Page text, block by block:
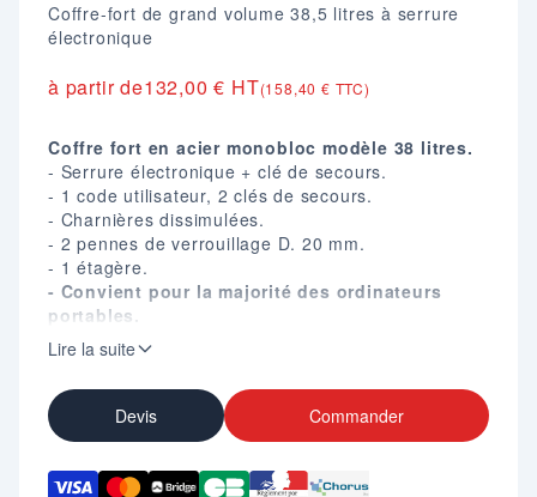
Coffre-fort de grand volume 38,5 litres à serrure
électronique
à partir de132,00 € HT(158,40 € TTC)
Coffre fort en acier monobloc modèle 38 litres.
- Serrure électronique + clé de secours.
- 1 code utilisateur, 2 clés de secours.
- Charnières dissimulées.
- 2 pennes de verrouillage D. 20 mm.
- 1 étagère.
- Convient pour la majorité des ordinateurs
portables.
- Livré avec fixation sol et mur et piles.
Dim. (mm) :
Extérieure : H. 310 X L. 430 X P. 350.
Intérieure : H. 306 X L. 426 X P. 295.
Lire la suite
Devis Commander